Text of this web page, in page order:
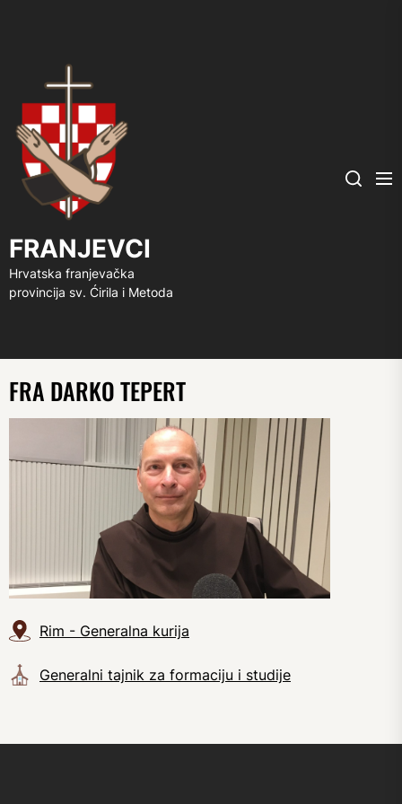
FRANJEVCI
Hrvatska franjevačka
provincija sv. Ćirila i Metoda
Search
FRA DARKO TEPERT
Rim - Generalna kurija
Generalni tajnik za formaciju i studije